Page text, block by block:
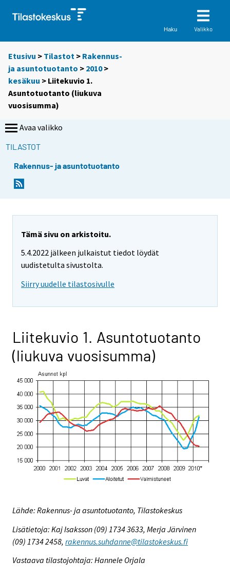
Haku Valikko
Etusivu > Tilastot > Rakennus-
ja asuntotuotanto > 2010>
kesäkuu > Liitekuvio 1.
Asuntotuotanto (liukuva
vuosisumma)
Avaa valikko
TILASTOT
Rakennus- ja asuntotuotanto
Tämä sivu on arkistoitu.
5.4.2022 jälkeen julkaistut tiedot löydät
uudistetulta sivustolta.
Siirry uudelle tilastosivulle
Liitekuvio 1. Asuntotuotanto
(liukuva vuosisumma)
Lähde: Rakennus- ja asuntotuotanto, Tilastokeskus
Lisätietoja: Kaj Isaksson (09) 1734 3633, Merja Järvinen
(09) 1734 2458, rakennus.suhdanne@tilastokeskus.fi
Vastaava tilastojohtaja: Hannele Orjala